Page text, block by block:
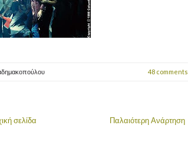
48 comments
Παλαιότερη Ανάρτηση
σελίδα